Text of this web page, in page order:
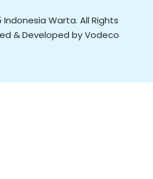
Warta. All Rights
& Developed by Vodeco